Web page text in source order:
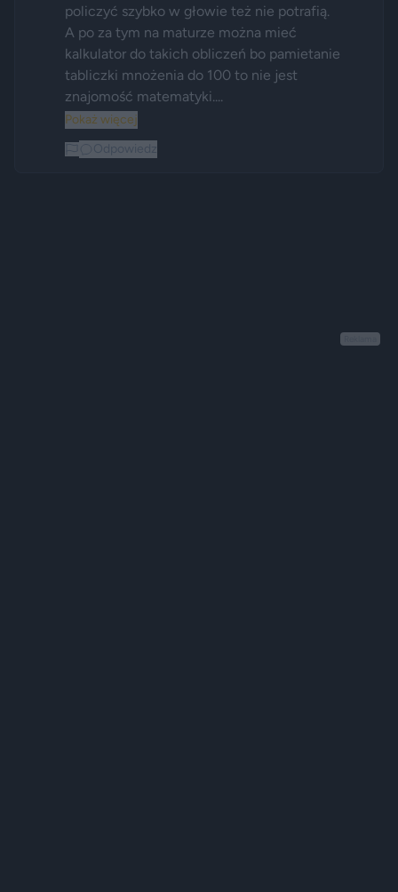
policzyć szybko w głowie też nie potrafią.
A po za tym na maturze można mieć
kalkulator do takich obliczeń bo pamietanie
tabliczki mnożenia do 100 to nie jest
znajomość matematyki....
Pokaż więcej